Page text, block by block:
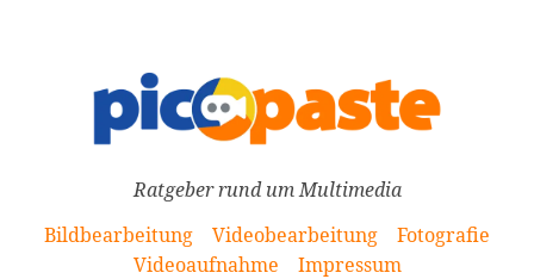
Ratgeber rund um Multimedia
Bildbearbeitung
Videobearbeitung
Fotografie
Videoaufnahme
Impressum